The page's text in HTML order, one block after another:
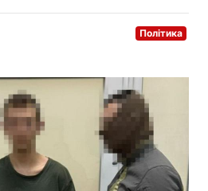
Політика